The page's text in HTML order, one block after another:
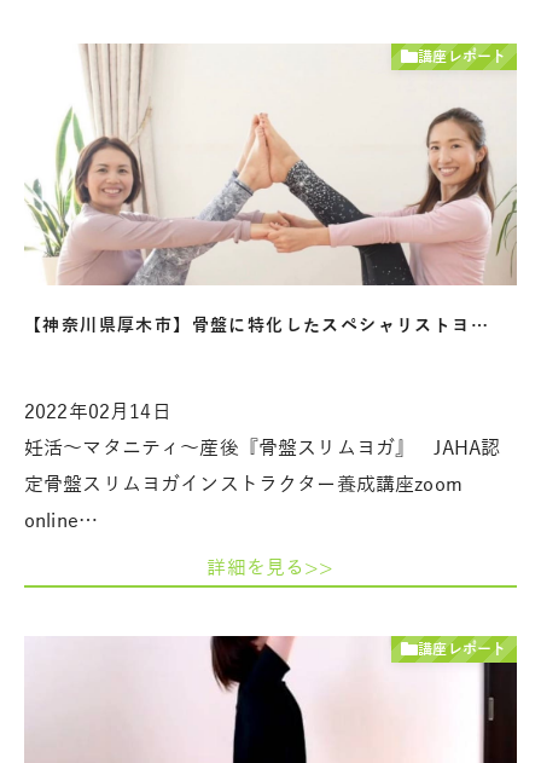
講座レポート
【神奈川県厚木市】骨盤に特化したスペシャリストヨ…
2022年02月14日
妊活～マタニティ～産後『骨盤スリムヨガ』 JAHA認
定骨盤スリムヨガインストラクター養成講座zoom
online…
詳細を見る>>
講座レポート